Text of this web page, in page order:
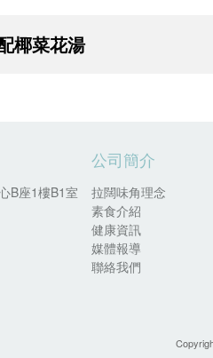
椰菜花湯
B座1樓B1室
公司簡介
拉闊味角理念
素食介紹
健康資訊
媒體報導
聯絡我們